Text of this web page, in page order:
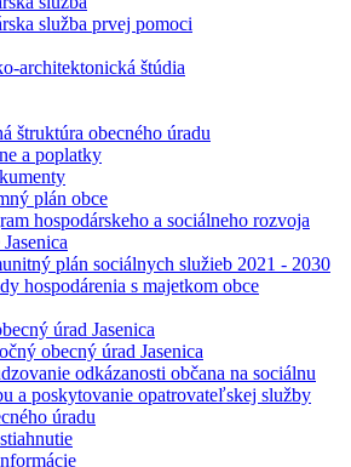
služba prvej pomoci
architektonická štúdia
štruktúra obecného úradu
a poplatky
plán obce
hospodárskeho a sociálneho rozvoja
plán sociálnych služieb 2021 - 2030
hospodárenia s majetkom obce
úrad Jasenica
obecný úrad Jasenica
odkázanosti občana na sociálnu
a poskytovanie opatrovateľskej služby
úradu